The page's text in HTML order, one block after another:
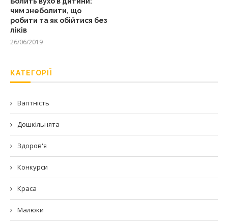
чим знеболити, що
робити та як обійтися без
ліків
26/06/2019
КАТЕГОРІЇ
Вагітність
Дошкільнята
Здоров'я
Конкурси
Краса
Малюки